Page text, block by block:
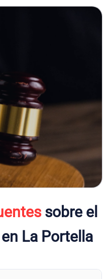
sobre el
La Portella